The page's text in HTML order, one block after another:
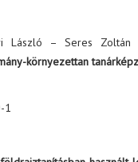
László – Seres Zoltán
környezettan
1